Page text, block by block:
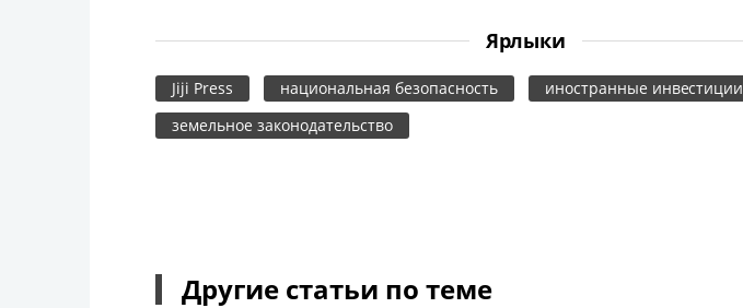
Ярлыки
Jiji Press национальная безопасность
иностранные инвестиции
земельное законодательство
Другие статьи по теме